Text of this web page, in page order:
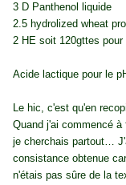
3 D Panthenol liquide
2.5 hydrolized wheat
2 HE soit 120gttes pour
Acide lactique pour le
Le hic, c'est qu'en
Quand j'ai commencé
je cherchais partout…
consistance obtenue
n'étais pas sûre de la